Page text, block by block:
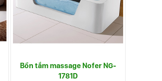
Bồn tắm massage Nofer NG-
1781D